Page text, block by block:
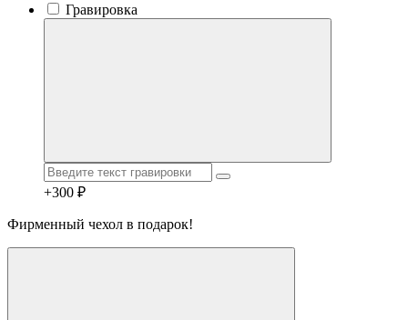
Гравировка
+300 ₽
Фирменный чехол в подарок!